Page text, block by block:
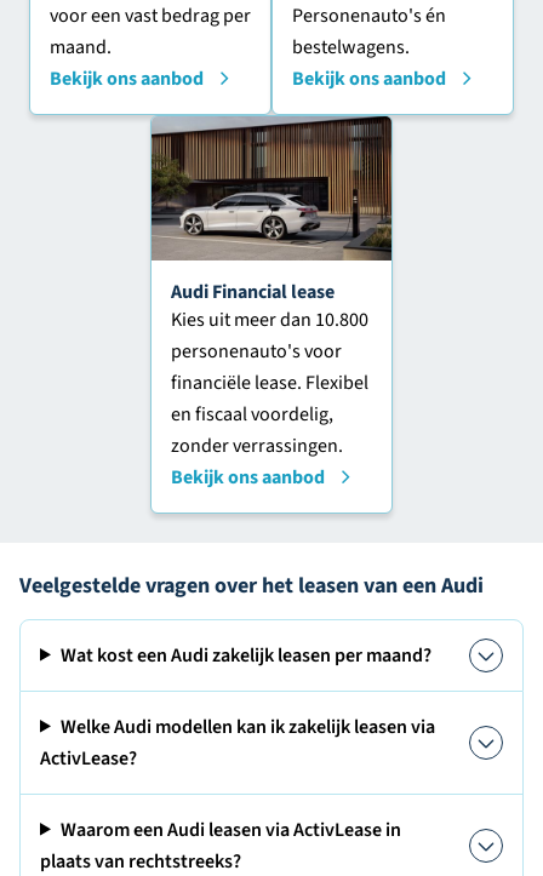
voor een vast bedrag per
maand.
Bekijk ons aanbod
Personenauto's én
bestelwagens.
Bekijk ons aanbod
Audi Financial lease
Kies uit meer dan 10.800
personenauto's voor
financiële lease. Flexibel
en fiscaal voordelig,
zonder verrassingen.
Bekijk ons aanbod
Veelgestelde vragen over het leasen van een Audi
Wat kost een Audi zakelijk leasen per maand?
Welke Audi modellen kan ik zakelijk leasen via
ActivLease?
Waarom een Audi leasen via ActivLease in
plaats van rechtstreeks?